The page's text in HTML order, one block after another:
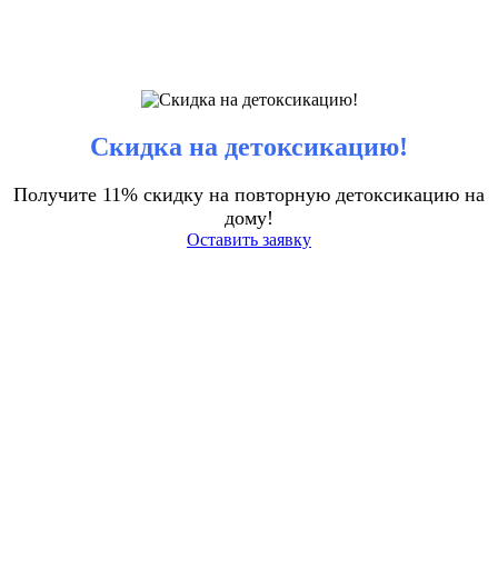
Скидка на детоксикацию!
Получите 11% скидку на повторную детоксикацию на
дому!
Оставить заявку